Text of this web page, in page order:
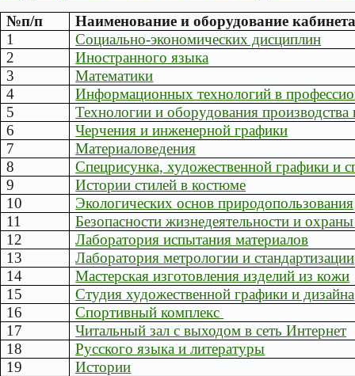
№п/п
Наименование и оборудование
1
Социально-экономических дисциплин
2
Иностранного языка
3
Математики
4
Информационных технологий в
5
Технологии и оборудования
6
Черчения и инженерной графики
7
Материаловедения
8
Спецрисунка, художественной графики и
9
Истории стилей в костюме
10
Экологических основ природопользования
11
Безопасности жизнедеятельности и
12
Лаборатория испытания материалов
13
Лаборатория метрологии и стандартизации
14
Мастерская изготовления изделий из кожи
15
Студия художественной графики и дизайна
16
Спортивный комплекс
17
Читальный зал с выходом в сеть Интернет
18
Русского языка и литературы
19
Истории